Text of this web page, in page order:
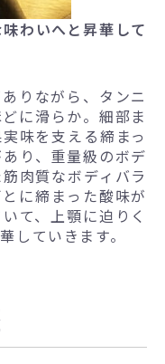
わいへと昇華して
りながら、タンニ
に滑らか。細部ま
味を支える締まっ
り、重量級のボデ
肉質なボディバラ
に締まった酸味が
て、上顎に迫りく
していきます。